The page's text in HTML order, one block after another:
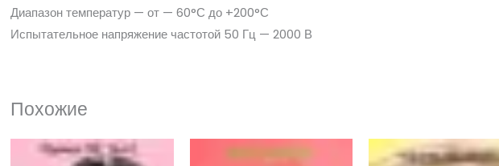
Диапазон температур — от — 60°С до +200°С
Испытательное напряжение частотой 50 Гц — 2000 В
Похожие